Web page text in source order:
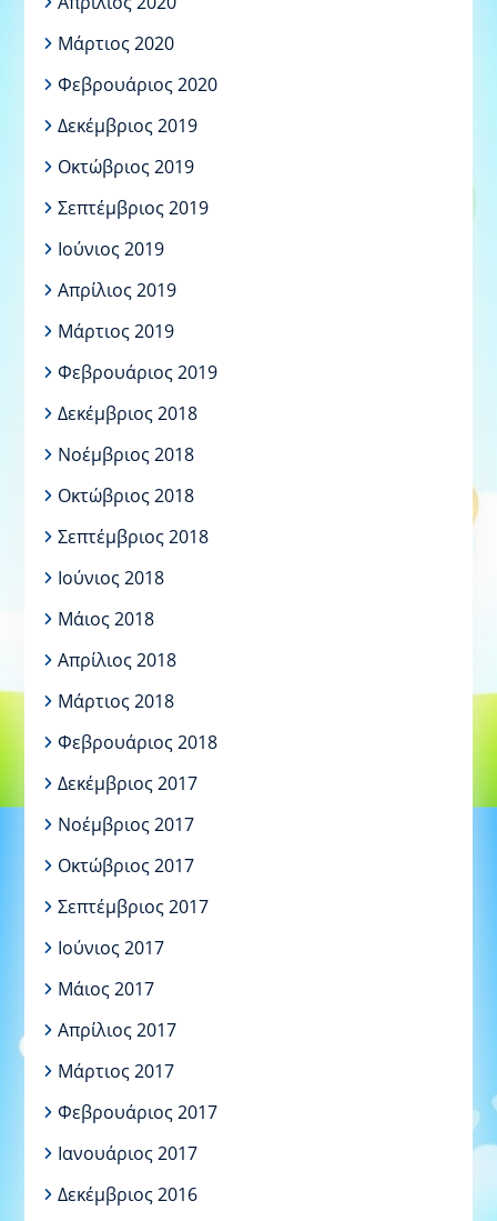
Μάρτιος 2020
Φεβρουάριος 2020
Δεκέμβριος 2019
Οκτώβριος 2019
Σεπτέμβριος 2019
Ιούνιος 2019
Απρίλιος 2019
Μάρτιος 2019
Φεβρουάριος 2019
Δεκέμβριος 2018
Νοέμβριος 2018
Οκτώβριος 2018
Σεπτέμβριος 2018
Ιούνιος 2018
Μάιος 2018
Απρίλιος 2018
Μάρτιος 2018
Φεβρουάριος 2018
Δεκέμβριος 2017
Νοέμβριος 2017
Οκτώβριος 2017
Σεπτέμβριος 2017
Ιούνιος 2017
Μάιος 2017
Απρίλιος 2017
Μάρτιος 2017
Φεβρουάριος 2017
Ιανουάριος 2017
Δεκέμβριος 2016